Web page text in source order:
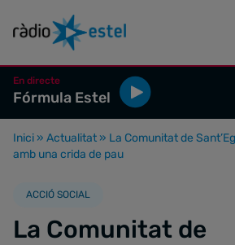
En directe
Fórmula Estel
Inici » Actualitat » La Comunitat de
amb una crida de pau
ACCIÓ SOCIAL
La Comunitat de